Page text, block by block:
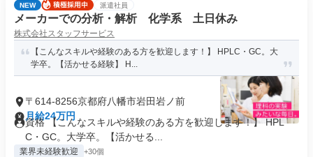
NEW 派遣社員
メーカーでの分析・解析 化学系 土日休み
株式会社スタッフサービス
【こんなスキルや経験のある方を歓迎します！】 HPLC・GC。大
学卒。【活かせる経験】 H...
〒614-8256京都府八幡市岩田岩ノ前
月給24万円
資格 【こんなスキルや経験のある方を歓迎します！】 HPL
C・GC。大学卒。【活かせる...
業界未経験歓迎 +30個